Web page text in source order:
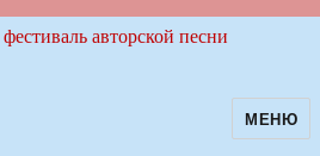
авторскойМЕНЮ